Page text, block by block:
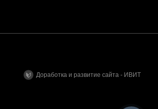
Доработка и развитие сайта - ИВИТ